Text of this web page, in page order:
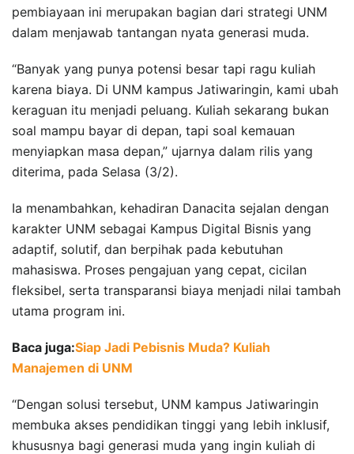
pembiayaan ini merupakan bagian dari strategi UNM
dalam menjawab tantangan nyata generasi muda.
“Banyak yang punya potensi besar tapi ragu kuliah
karena biaya. Di UNM kampus Jatiwaringin, kami ubah
keraguan itu menjadi peluang. Kuliah sekarang bukan
soal mampu bayar di depan, tapi soal kemauan
menyiapkan masa depan,” ujarnya dalam rilis yang
diterima, pada Selasa (3/2).
Ia menambahkan, kehadiran Danacita sejalan dengan
karakter UNM sebagai Kampus Digital Bisnis yang
adaptif, solutif, dan berpihak pada kebutuhan
mahasiswa. Proses pengajuan yang cepat, cicilan
fleksibel, serta transparansi biaya menjadi nilai tambah
utama program ini.
Baca juga:Siap Jadi Pebisnis Muda? Kuliah
Manajemen di UNM
“Dengan solusi tersebut, UNM kampus Jatiwaringin
membuka akses pendidikan tinggi yang lebih inklusif,
khususnya bagi generasi muda yang ingin kuliah di